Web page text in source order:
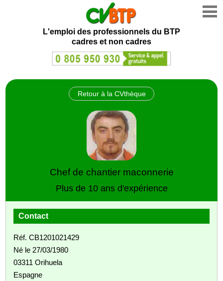
L'emploi des professionnels du BTP
cadres et non cadres
Retour à la CVthèque
Chef de chantier maconnerie
Plus de 10 ans d'expérience
Contact
Réf. CB1201021429
Né le 27/03/1980
03311 Orihuela
Espagne